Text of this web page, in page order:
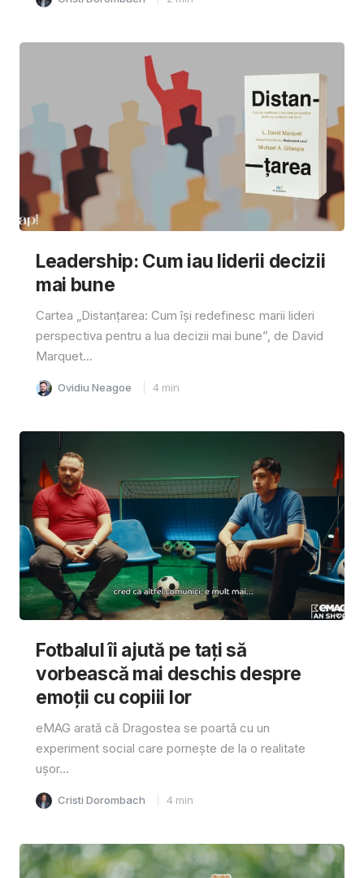
Leadership: Cum iau liderii decizii
mai bune
Cartea „Distanțarea: Cum își redefinesc marii lideri
perspectiva pentru a lua decizii mai bune”, de David
Marquet...
Ovidiu Neagoe 4 min
Fotbalul îi ajută pe tați să
vorbească mai deschis despre
emoții cu copiii lor
eMAG arată că Dragostea se poartă cu un
experiment social care pornește de la o realitate
ușor...
Cristi Dorombach 4 min